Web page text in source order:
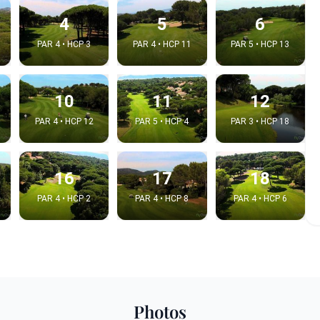
4
PAR 4 • HCP 3
5
PAR 4 • HCP 11
6
PAR 5 • HCP 13
10
PAR 4 • HCP 12
11
PAR 5 • HCP 4
12
PAR 3 • HCP 18
16
PAR 4 • HCP 2
17
PAR 4 • HCP 8
18
PAR 4 • HCP 6
Photos
video